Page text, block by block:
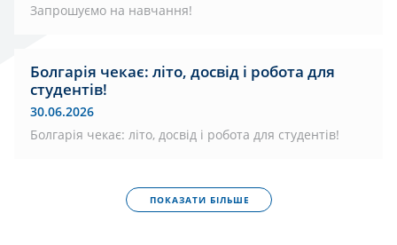
Запрошуємо на навчання!
Болгарія чекає: літо, досвід і робота для
студентів!
30.06.2026
Болгарія чекає: літо, досвід і робота для студентів!
ПОКАЗАТИ БІЛЬШЕ